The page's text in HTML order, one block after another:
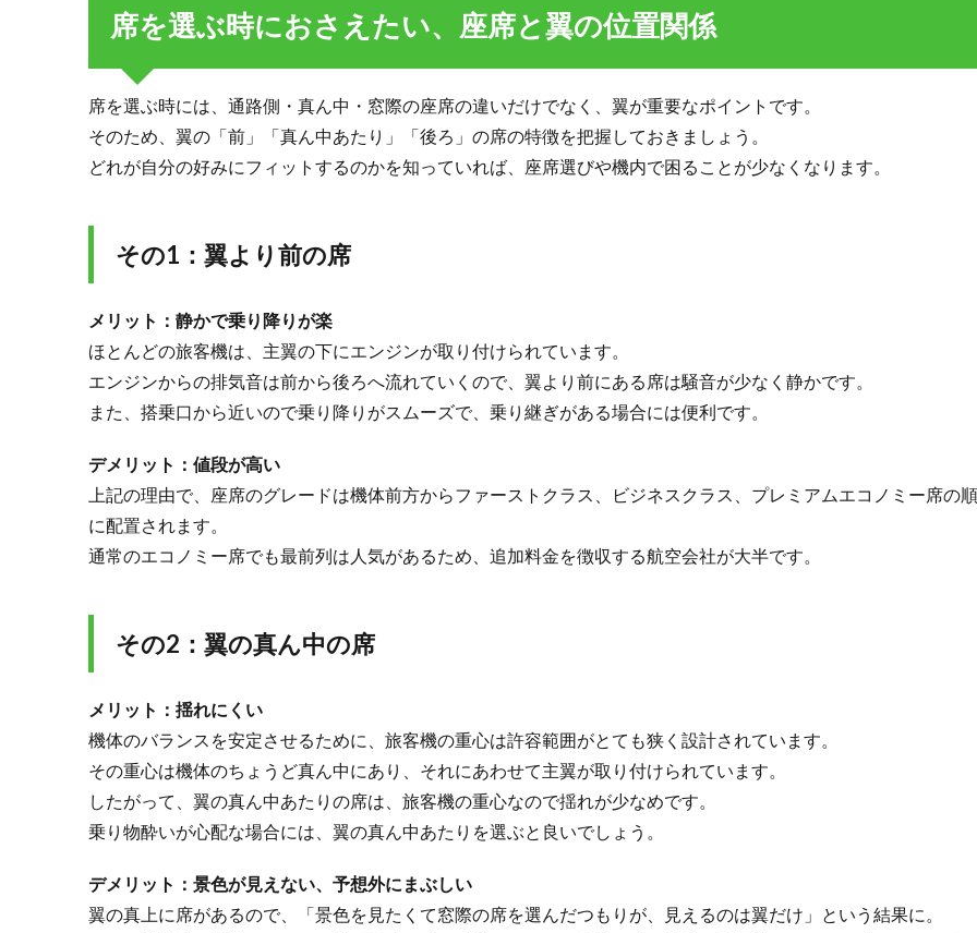
時に
おさ
い、
座席
の位
置関
その
前の
席
1.2.
その
ん中
の席
1.3.
その
の席
非
常
口
座
席
や
バ
ク
ヘ
席を選ぶ時におさえたい、座席と翼の位置関係
席を選ぶ時には、通路側・真ん中・窓際の座席の違いだけでなく、翼が重要なポイントです。
そのため、翼の「前」「真ん中あたり」「後ろ」の席の特徴を把握しておきましょう。
どれが自分の好みにフィットするのかを知っていれば、座席選びや機内で困ることが少なくなります。
その1：翼より前の席
メリット：静かで乗り降りが楽
ほとんどの旅客機は、主翼の下にエンジンが取り付けられています。
エンジンからの排気音は前から後ろへ流れていくので、翼より前にある席は騒音が少なく静かです。
また、搭乗口から近いので乗り降りがスムーズで、乗り継ぎがある場合には便利です。
デメリット：値段が高い
上記の理由で、座席のグレードは機体前方からファーストクラス、ビジネスクラス、プレミアムエコノミー席の順
に配置されます。
通常のエコノミー席でも最前列は人気があるため、追加料金を徴収する航空会社が大半です。
その2：翼の真ん中の席
メリット：揺れにくい
機体のバランスを安定させるために、旅客機の重心は許容範囲がとても狭く設計されています。
その重心は機体のちょうど真ん中にあり、それにあわせて主翼が取り付けられています。
したがって、翼の真ん中あたりの席は、旅客機の重心なので揺れが少なめです。
乗り物酔いが心配な場合には、翼の真ん中あたりを選ぶと良いでしょう。
デメリット：景色が見えない、予想外にまぶしい
翼の真上に席があるので、「景色を見たくて窓際の席を選んだつもりが、見えるのは翼だけ」という結果に。